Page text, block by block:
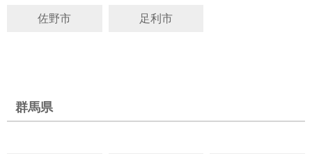
佐野市 足利市
群馬県